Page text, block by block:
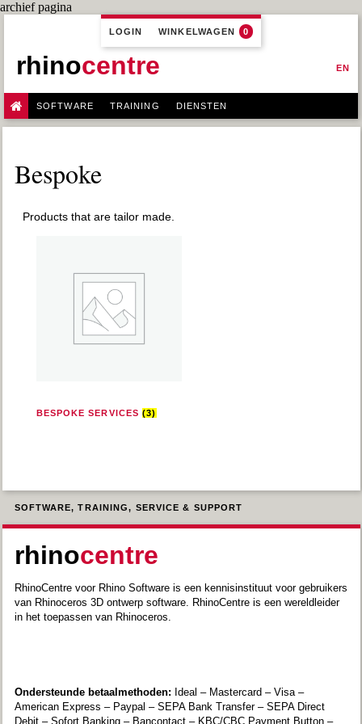
archief pagina
LOGIN WINKELWAGEN 0
EN
rhinocentre
SOFTWARE TRAINING DIENSTEN
Bespoke
Products that are tailor made.
BESPOKE SERVICES(3)
SOFTWARE, TRAINING, SERVICE & SUPPORT
rhinocentre
RhinoCentre voor Rhino Software is een kennisinstituut voor gebruikers
van Rhinoceros 3D ontwerp software. RhinoCentre is een wereldleider
in het toepassen van Rhinoceros.
Ondersteunde betaalmethoden: Ideal – Mastercard – Visa –
American Express – Paypal – SEPA Bank Transfer – SEPA Direct
Debit – Sofort Banking – Bancontact – KBC/CBC Payment Button –